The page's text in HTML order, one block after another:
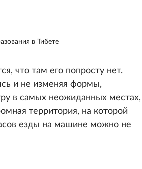
в Тибете
что там его попросту нет.
и не изменяя формы,
в самых неожиданных местах,
территория, на которой
езды на машине можно не